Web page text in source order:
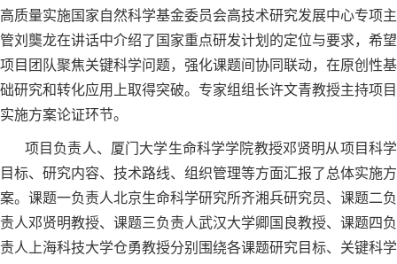
高质量实施国家自然科学基金委员会高技术研究发展中心专项主
管刘龑龙在讲话中介绍了国家重点研发计划的定位与要求，希望
项目团队聚焦关键科学问题，强化课题间协同联动，在原创性基
础研究和转化应用上取得突破。专家组组长许文青教授主持项目
实施方案论证环节。
项目负责人、厦门大学生命科学学院教授邓贤明从项目科学
目标、研究内容、技术路线、组织管理等方面汇报了总体实施方
案。课题一负责人北京生命科学研究所齐湘兵研究员、课题二负
责人邓贤明教授、课题三负责人武汉大学卿国良教授、课题四负
责人上海科技大学仓勇教授分别围绕各课题研究目标、关键科学